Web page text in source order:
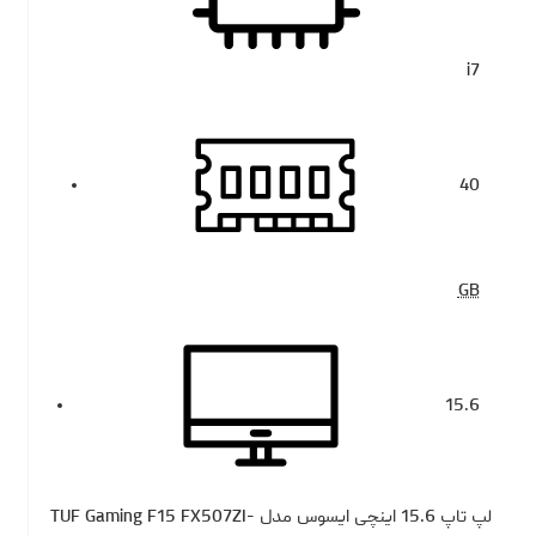
i7
40
GB
15.6
لپ تاپ 15.6 اینچی ایسوس مدل TUF Gaming F15 FX507ZI-